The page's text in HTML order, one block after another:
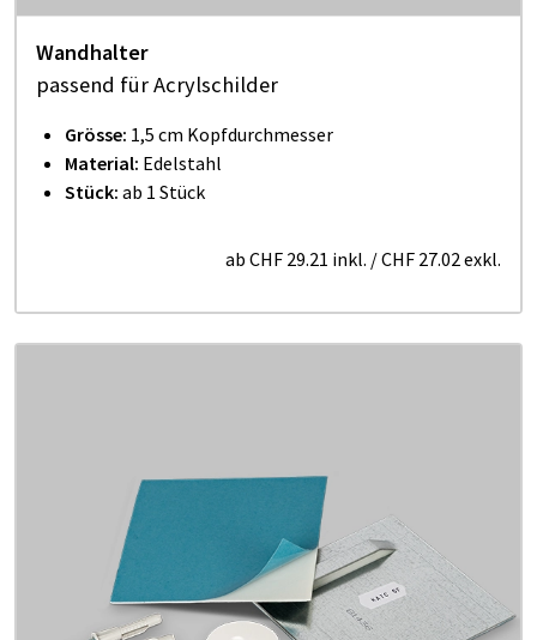
Wandhalter
passend für Acrylschilder
Grösse: 1,5 cm Kopfdurchmesser
Material: Edelstahl
Stück: ab 1 Stück
ab CHF 29.21 inkl. /CHF 27.02exkl.